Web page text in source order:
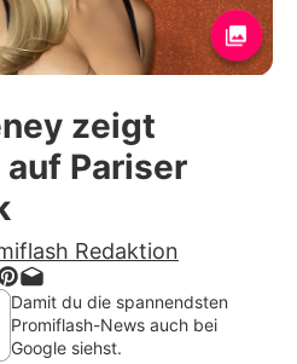
& Liebe
Exklusiv
auf Promiflash
Richtlinien
zeigt
Pariser
Redaktion
Damit du die spannendsten
Promiflash-News auch bei
Google siehst.